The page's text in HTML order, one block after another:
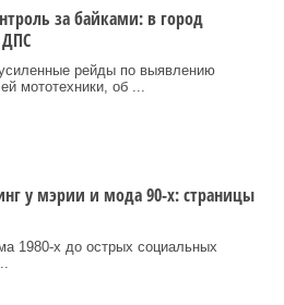
за байками: в город
ДПС
рейды по выявлению
мототехники, об ...
у мэрии и мода 90-х: страницы
1980‑х до острых социальных